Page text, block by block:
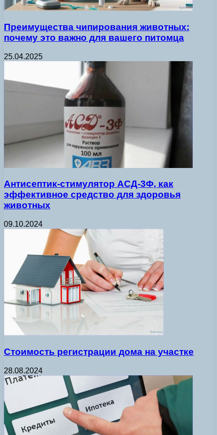
Преимущества чипирования животных:
почему это важно для вашего питомца
25.04.2025
Антисептик-стимулятор АСД-3Ф, как
эффективное средство для здоровья
животных
09.10.2024
Стоимость регистрации дома на участке
28.08.2024